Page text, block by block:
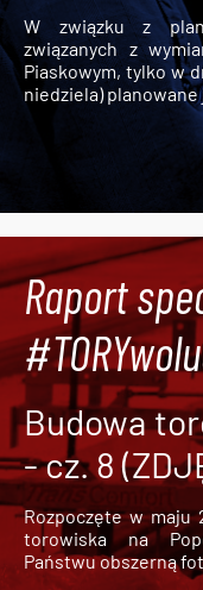
W związku z
związanych z
Piaskowym, tylko w
niedziela) planowane
Raport
Budowa
- cz. 8
Rozpoczęte w maju
torowiska na
Państwu obszerną